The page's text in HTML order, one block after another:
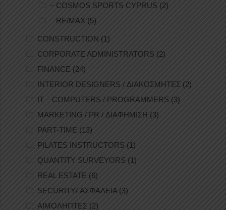
– COSMOS SPORTS CYPRUS (2)
– RE/MAX (5)
CONSTRUCTION (1)
CORPORATE ADMINISTRATORS (2)
FINANCE (24)
INTERIOR DESIGNERS / ΔΙΑΚΟΣΜΗΤΕΣ (2)
IT – COMPUTERS / PROGRAMMERS (3)
MARKETING / PR / ΔΙΑΦΗΜΙΣΗ (3)
PART-TIME (13)
PILATES INSTRUCTORS (1)
QUANTITY SURVEYORS (1)
REAL ESTATE (6)
SECURITY/ ΑΣΦΑΛΕΙΑ (3)
ΑΙΜΟΛΗΠΤΕΣ (2)